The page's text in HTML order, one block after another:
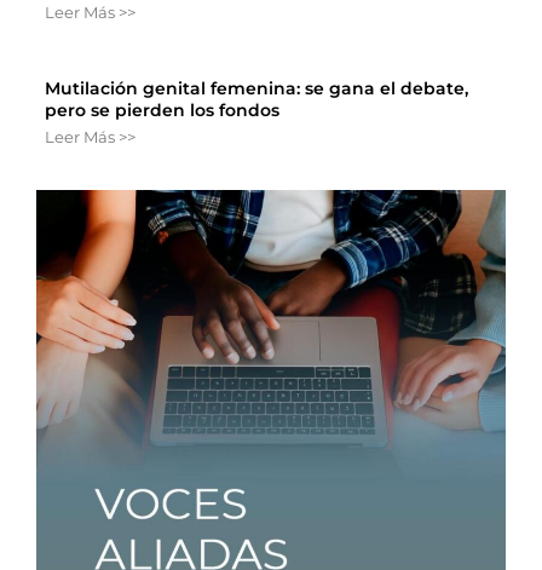
Leer Más >>
Mutilación genital femenina: se gana el debate,
pero se pierden los fondos
Leer Más >>